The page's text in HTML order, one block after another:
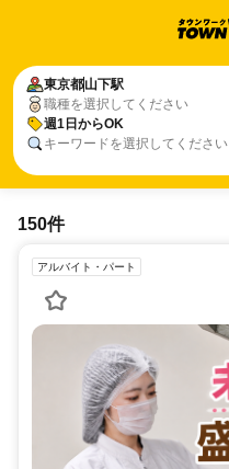
東京都山下駅
職種を選択してください
週1日からOK
キーワードを選択してください
150件
アルバイト・パート